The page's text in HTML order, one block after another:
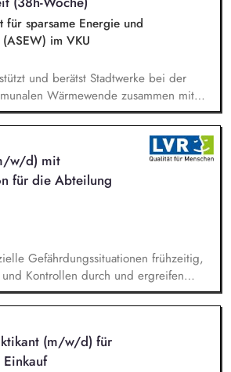
Ergebnisbeitrag und
leitest daraus Maßnahmen ab. Du
und Technologietrends –
Energy Sharing, PPAs, Flexibilitäten
- sowie regulatorische und
Entwicklungen und übersetzt sie in
Cases und Roadmaps.
für sparsame Energie und
im VKU
und berätst Stadtwerke bei der
Wärmewende zusammen mit
der ASEW. Im Fokus stehen
Strategien für die Fernwärme, der
Wärmenetze sowie der Ausbau
Du unterstützt Stadtwerke,
zukunftsfähig aufstellen
von CO₂-Kosten, neuen
und einer passenden
w/d) mit
für die Abteilung
Gefährdungssituationen frühzeitig,
Kontrollen durch und ergreifen
bei festgestellten Mängeln. Relevante
Sie und entwickeln daraus
und Präventionskonzepte. In Ihrer
eng mit externen Partnern wie Polizei,
Aufsichtsbehörde zusammen.
(m/w/d) für